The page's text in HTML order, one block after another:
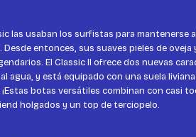
las usaban los surfistas para mantenerse
entonces, sus suaves pieles de oveja
El Classic II ofrece dos nuevas
agua, y está equipado con una suela
botas versátiles combinan con casi
holgados y un top de terciopelo.